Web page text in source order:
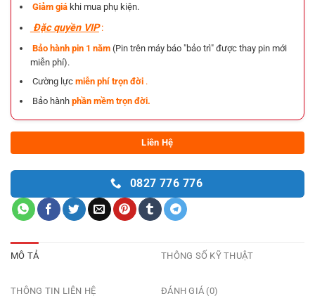
Giảm giá khi mua phụ kiện.
Đặc quyền VIP:
Bảo hành pin 1 năm (Pin trên máy báo "bảo trì" được thay pin mới
miễn phí).
Cường lực miễn phí trọn đời.
Bảo hành phần mềm trọn đời.
Liên Hệ
0827 776 776
MÔ TẢ
ĐÁNH GIÁ (0)
THÔNG SỐ KỸ THUẬT
THÔNG TIN LIÊN HỆ